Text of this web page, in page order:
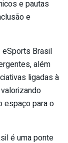
e pautas
e
eSports Brasil
além
ligadas à
espaço para o
é uma ponte